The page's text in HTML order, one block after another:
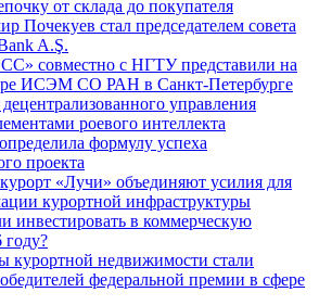
от склада до покупателя
Почекуев стал председателем совета
A.Ş.
совместно с НГТУ представили на
ИСЭМ СО РАН в Санкт-Петербурге
управления
роевого интеллекта
формулу успеха
проекта
«Лучи» объединяют усилия для
курортной инфраструктуры
инвестировать в коммерческую
году?
курортной недвижимости стали
федеральной премии в сфере